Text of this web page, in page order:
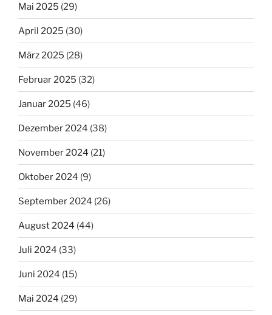
Mai 2025 (29)
April 2025 (30)
März 2025 (28)
Februar 2025 (32)
Januar 2025 (46)
Dezember 2024 (38)
November 2024 (21)
Oktober 2024 (9)
September 2024 (26)
August 2024 (44)
Juli 2024 (33)
Juni 2024 (15)
Mai 2024 (29)